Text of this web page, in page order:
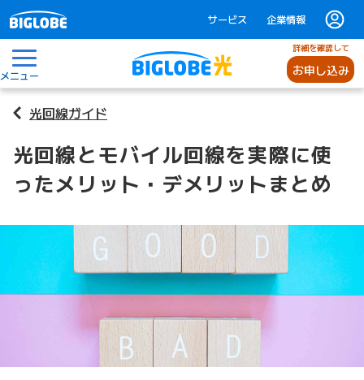
サービス 企業情報
メニュー
詳細を確認して
お申し込み
光回線ガイド
光回線とモバイル回線を実際に使
ったメリット・デメリットまとめ